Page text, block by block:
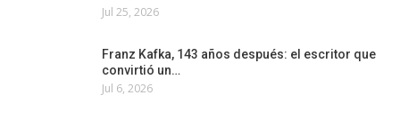
Jul 25, 2026
Franz Kafka, 143 años después: el escritor que
convirtió un…
Jul 6, 2026